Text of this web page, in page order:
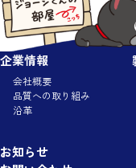
企業情報
会社概要
品質への取り組み
沿革
お知らせ